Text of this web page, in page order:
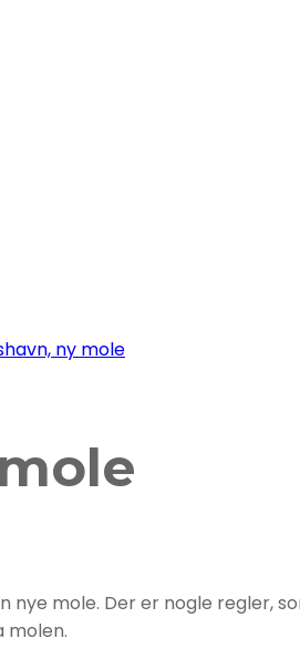
ny mole
nye mole. Der er nogle
molen.